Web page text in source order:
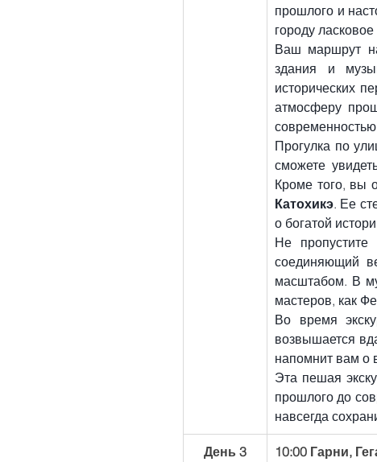
прошлого и
городу
Ваш маршрут
здания и
исторических
атмосферу
Прогулка по
сможете
Кроме того, вы
Катохикэ. Ее
о богатой
Не
соединяющий
масштабом. В
мастеров, как
Во время
возвышается
напомнит вам о
Эта пешая
прошлого до
навсегда
День 3
10:00 Гарни,